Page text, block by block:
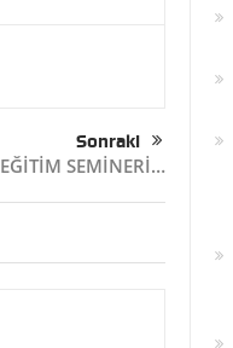
Sonraki
EĞİTİM SEMİNERİ…